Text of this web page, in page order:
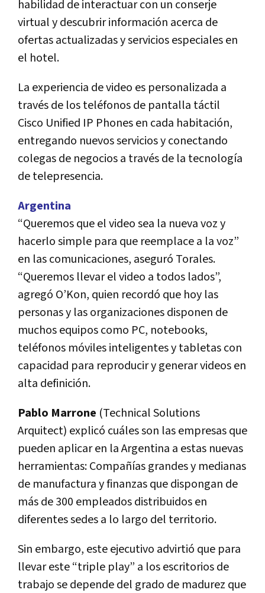
habilidad de interactuar con un conserje
virtual y descubrir información acerca de
ofertas actualizadas y servicios especiales en
el hotel.
La experiencia de video es personalizada a
través de los teléfonos de pantalla táctil
Cisco Unified IP Phones en cada habitación,
entregando nuevos servicios y conectando
colegas de negocios a través de la tecnología
de telepresencia.
Argentina
“Queremos que el video sea la nueva voz y
hacerlo simple para que reemplace a la voz”
en las comunicaciones, aseguró Torales.
“Queremos llevar el video a todos lados”,
agregó O’Kon, quien recordó que hoy las
personas y las organizaciones disponen de
muchos equipos como PC, notebooks,
teléfonos móviles inteligentes y tabletas con
capacidad para reproducir y generar videos en
alta definición.
Pablo Marrone (Technical Solutions
Arquitect) explicó cuáles son las empresas que
pueden aplicar en la Argentina a estas nuevas
herramientas: Compañías grandes y medianas
de manufactura y finanzas que dispongan de
más de 300 empleados distribuidos en
diferentes sedes a lo largo del territorio.
Sin embargo, este ejecutivo advirtió que para
llevar este “triple play” a los escritorios de
trabajo se depende del grado de madurez que